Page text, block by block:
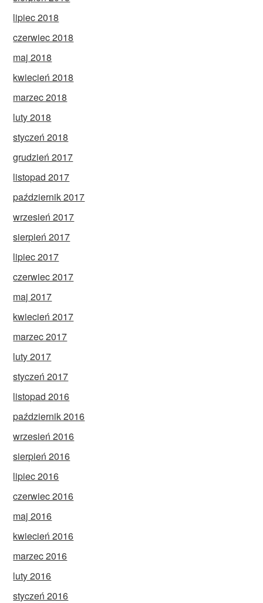
lipiec 2018
czerwiec 2018
maj 2018
kwiecień 2018
marzec 2018
luty 2018
styczeń 2018
grudzień 2017
listopad 2017
październik 2017
wrzesień 2017
sierpień 2017
lipiec 2017
czerwiec 2017
maj 2017
kwiecień 2017
marzec 2017
luty 2017
styczeń 2017
listopad 2016
październik 2016
wrzesień 2016
sierpień 2016
lipiec 2016
czerwiec 2016
maj 2016
kwiecień 2016
marzec 2016
luty 2016
styczeń 2016